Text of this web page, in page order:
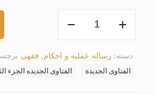
الجدیدة
عدد
دسته: رساله عملیه و احکام فقهی
الفتاوی الجدیدة
الفتاوی الجدیده الجزء